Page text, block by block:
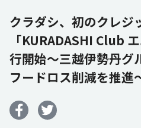
Food
Energy
Impact
Company
IR
クラダシ、初のクレジ
「KURADASHI Club
行開始～三越伊勢丹グ
フードロス削減を推進